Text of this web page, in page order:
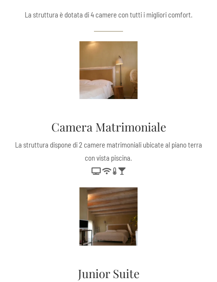
La struttura è dotata di 4 camere con tutti i migliori comfort.
Camera Matrimoniale
La struttura dispone di 2 camere matrimoniali ubicate al piano terra
con vista piscina.
Junior Suite